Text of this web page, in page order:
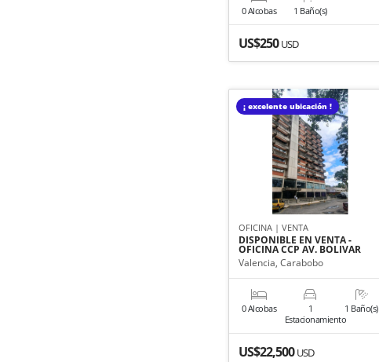
0 Alcobas 1 Baño(s)
US$250USD
¡ excelente ubicación !
OFICINA | VENTA
DISPONIBLE EN VENTA -
OFICINA CCP AV. BOLIVAR
Valencia, Carabobo
0 Alcobas
1
Estacionamiento
1 Baño(s)
US$22,500USD